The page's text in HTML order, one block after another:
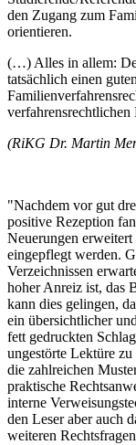
den Zugang zum
orientieren.
(…) Alles in allem:
tatsächlich einen
verfahrensrechtlichen
(RiKG Dr. Martin
"Nachdem vor gut
positive Rezeption
Neuerungen
eingepflegt werden.
Verzeichnissen
hoher Anreiz ist, das
kann dies gelingen,
ein übersichtlicher
fett gedruckten
ungestörte Lektüre
die zahlreichen
praktische
interne
den Leser aber auch
weiteren